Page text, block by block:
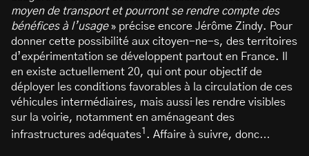
moyen de transport et pourront se rendre compte des
bénéfices à l’usage» précise encore Jérôme Zindy. Pour
donner cette possibilité aux citoyen-ne-s, des territoires
d’expérimentation se développent partout en France. Il
en existe actuellement 20, qui ont pour objectif de
déployer les conditions favorables à la circulation de ces
véhicules intermédiaires, mais aussi les rendre visibles
sur la voirie, notamment en aménageant des
infrastructures adéquates1 . Affaire à suivre, donc…